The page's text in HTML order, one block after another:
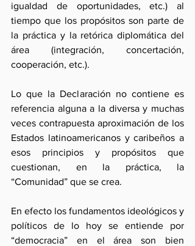
igualdad de oportunidades, etc.) al
tiempo que los propósitos son parte de
la práctica y la retórica diplomática del
área (integración, concertación,
cooperación, etc.).
Lo que la Declaración no contiene es
referencia alguna a la diversa y muchas
veces contrapuesta aproximación de los
Estados latinoamericanos y caribeños a
esos principios y propósitos que
cuestionan, en la práctica, la
“Comunidad” que se crea.
En efecto los fundamentos ideológicos y
políticos de lo hoy se entiende por
“democracia” en el área son bien